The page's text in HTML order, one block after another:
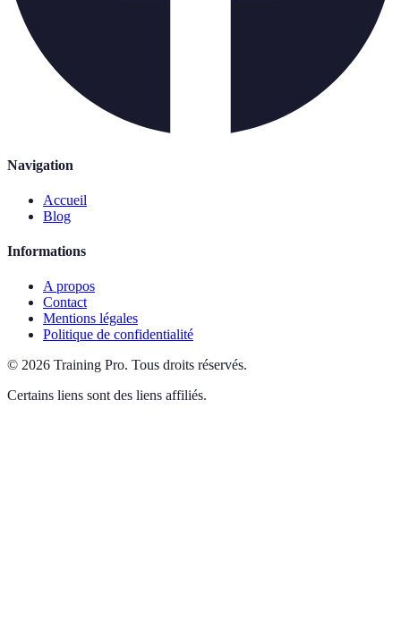
Navigation
Accueil
Blog
Informations
A propos
Contact
Mentions légales
Politique de confidentialité
© 2026 Training Pro. Tous droits réservés.
Certains liens sont des liens affiliés.